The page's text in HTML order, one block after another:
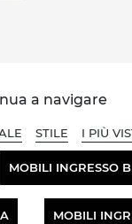
a navigare
STILE I PIÙ
MOBILI INGRESSO
MOBILI